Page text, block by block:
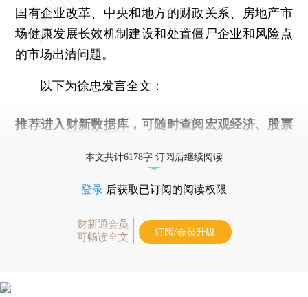
国有企业改革、中央和地方的财政关系、房地产市
场健康发展长效机制建设和处置僵尸企业和风险点
的市场出清问题。
以下为徐忠发言全文：
推荐进入 财新数据库 ，可随时查阅宏观经济、股票
本文共计6178字 订阅后继续阅读
登录 后获取已订阅的阅读权限
财新通会员
可畅读全文
订阅/会员升级